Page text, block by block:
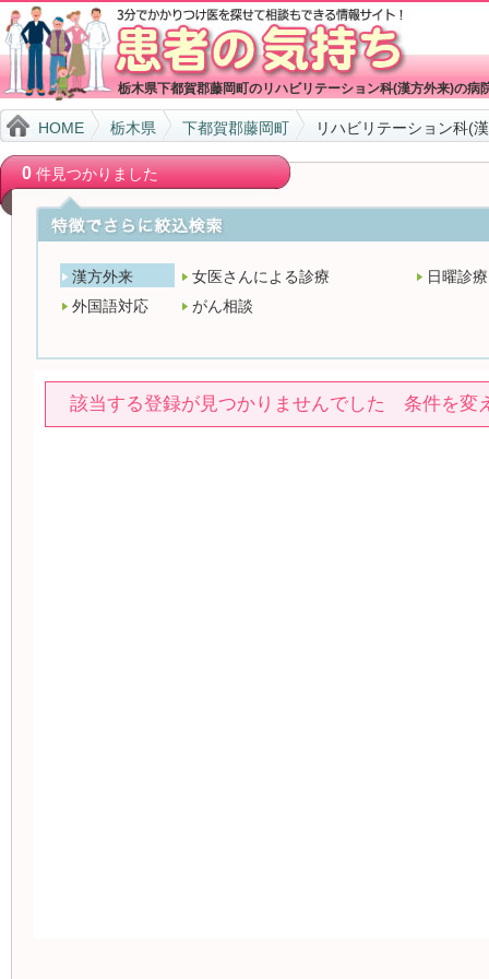
栃木県下都賀郡藤岡町のリハビリテーション科(漢方外来)の病
HOME 栃木県 下都賀郡藤岡町 リハビリテーション科(
0件見つかりました
漢方外来 女医さんによる診療
日曜診療
外国語対応
がん相談
該当する登録が見つかりませんでした 条件を